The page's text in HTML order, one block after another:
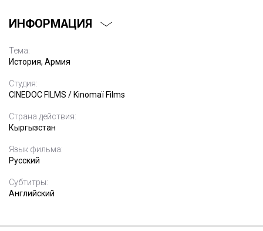
ИНФОРМАЦИЯ
Тема:
История, Армия
Студия:
CINEDOC FILMS / Kinomaï Films
Страна действия:
Кыргызстан
Язык фильма:
Русский
Субтитры:
Английский